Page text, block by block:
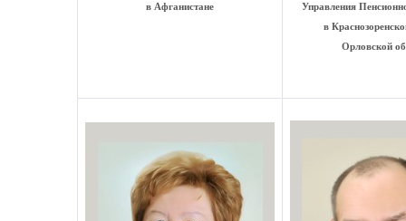
в Афганистане
Управления
в
Орловской